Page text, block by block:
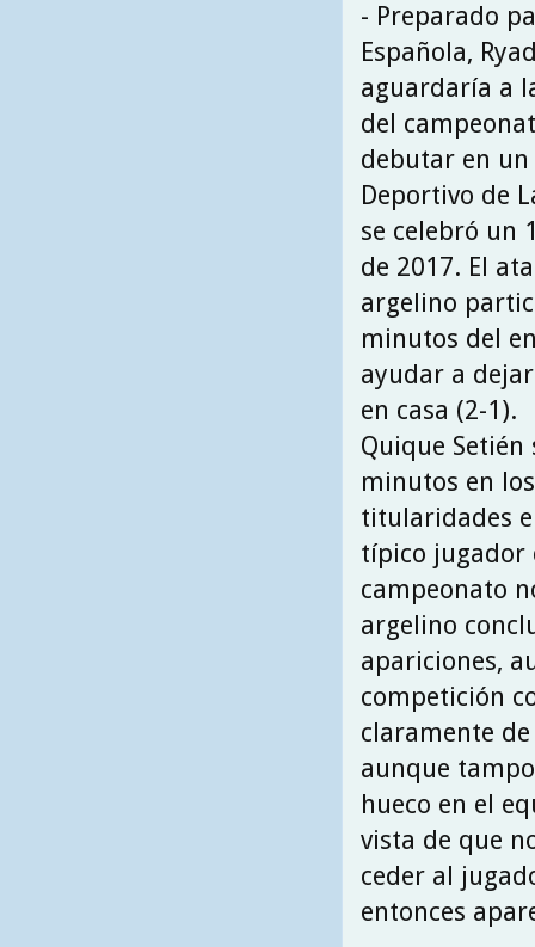
- Preparado
Española,
aguardaría a
del
debutar en
Deportivo de
se celebró un
de 2017. El
argelino
minutos del
ayudar a
en casa (2-1).
Quique
minutos en
titularidades
típico jugador
campeonato
argelino
apariciones,
competición
claramente
aunque
hueco en el
vista de que
ceder al
entonces